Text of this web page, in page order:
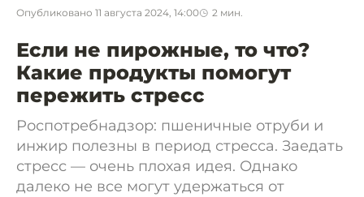
Опубликовано 11 августа 2024, 14:00 2 мин.
Если не пирожные, то что?
Какие продукты помогут
пережить стресс
Роспотребнадзор: пшеничные отруби и
инжир полезны в период стресса. Заедать
стресс — очень плохая идея. Однако
далеко не все могут удержаться от